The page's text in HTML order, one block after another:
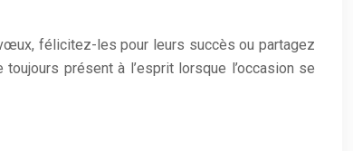
félicitez-les pour leurs succès ou partagez
présent à l’esprit lorsque l’occasion se